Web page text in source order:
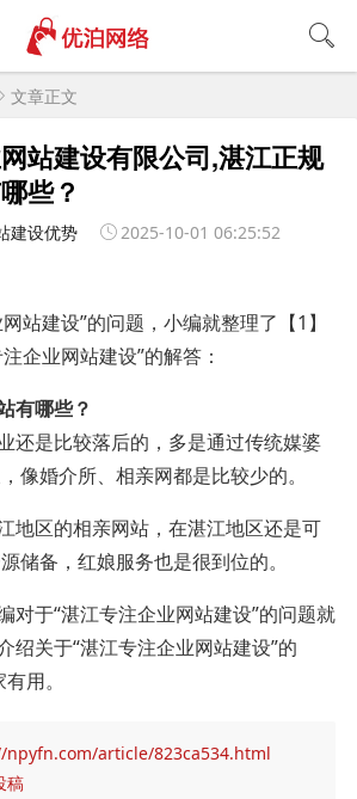
文章正文
站建设有限公司,湛江正规
些？
建设优势
2025-10-01 06:25:52
站建设”的问题，小编就整理了【1】
企业网站建设”的解答：
有哪些？
还是比较落后的，多是通过传统媒婆
像婚介所、相亲网都是比较少的。
地区的相亲网站，在湛江地区还是可
储备，红娘服务也是很到位的。
对于“湛江专注企业网站建设”的问题就
绍关于“湛江专注企业网站建设”的
用。
article/823ca534.html
稿